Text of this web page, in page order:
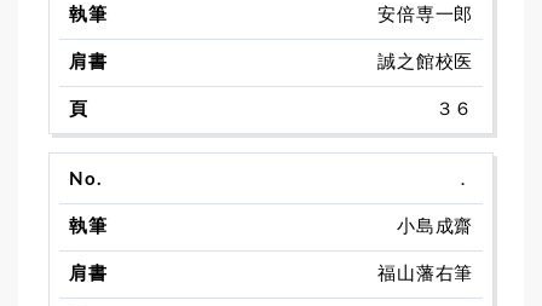
安倍専一郎
誠之館校医
３６
．
小島成齋
福山藩右筆